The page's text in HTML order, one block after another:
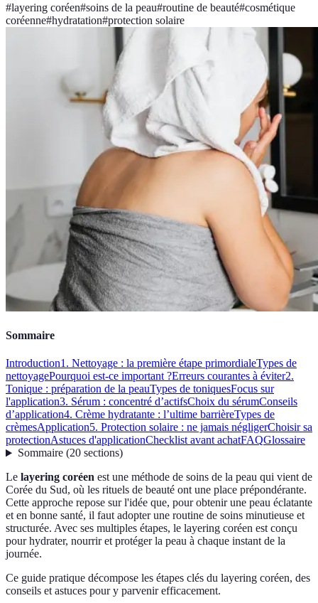
#layering coréen#soins de la peau#routine de beauté#cosmétique
coréenne#hydratation#protection solaire
Sommaire
Introduction1. Nettoyage : la première étape primordialeTypes de
nettoyagePourquoi est-ce important ?Erreurs courantes à éviter2.
Tonique : préparation de la peauTypes de toniquesFocus sur
l'application3. Sérum : concentré d’actifsChoix du sérumConseils
d’application4. Crème hydratante : l’ultime barrièreTypes de
crèmesApplication5. Protection solaire : ne jamais négligerChoisir sa
protectionAstuces d'applicationChecklist avant achatFAQGlossaire
Sommaire(20 sections)
Le layering coréen est une méthode de soins de la peau qui vient de
Corée du Sud, où les rituels de beauté ont une place prépondérante.
Cette approche repose sur l'idée que, pour obtenir une peau éclatante
et en bonne santé, il faut adopter une routine de soins minutieuse et
structurée. Avec ses multiples étapes, le layering coréen est conçu
pour hydrater, nourrir et protéger la peau à chaque instant de la
journée.
Ce guide pratique décompose les étapes clés du layering coréen, des
conseils et astuces pour y parvenir efficacement.